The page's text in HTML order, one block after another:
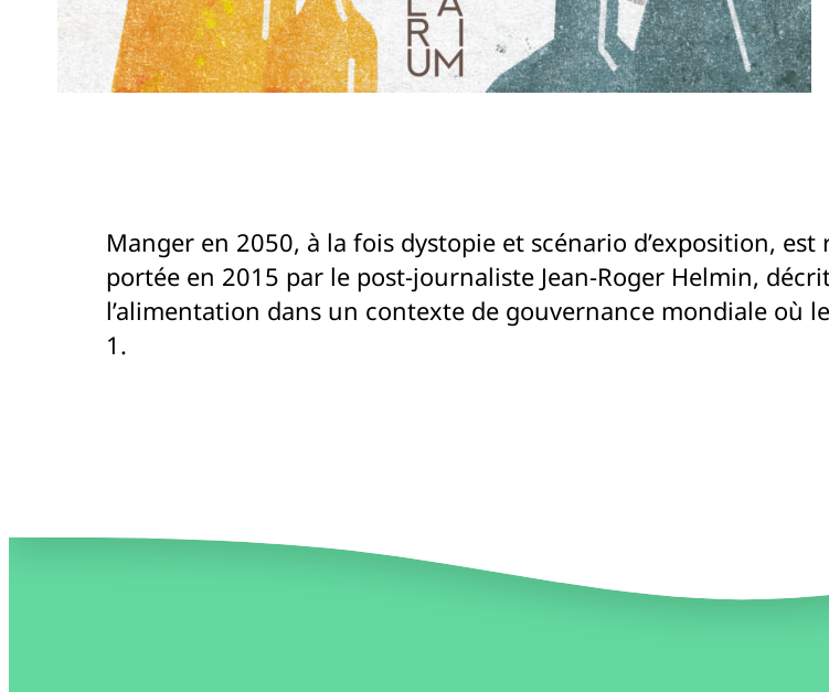
Manger en 2050, à la fois dystopie et scénario d’exposition,
portée en 2015 par le post-journaliste Jean-Roger Helmin,
l’alimentation dans un contexte de gouvernance mondiale où
1.